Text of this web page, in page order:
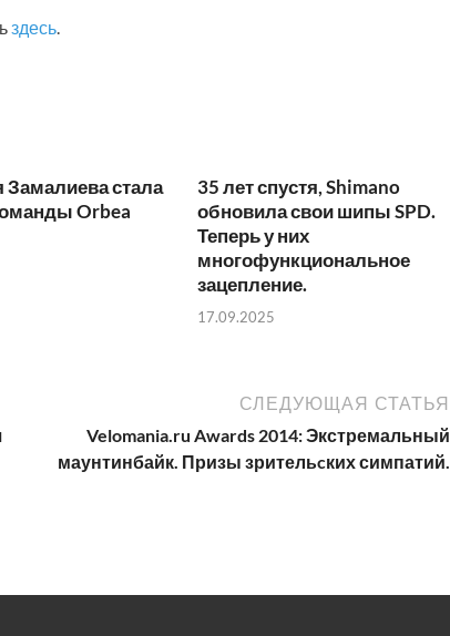
здесь.
Замалиева стала
Orbea
35 лет спустя, Shimano
обновила свои шипы SPD.
Теперь у них
многофункциональное
зацепление.
17.09.2025
СЛЕДУЮЩАЯ СТАТЬЯ
Velomania.ru Awards 2014: Экстремальный
маунтинбайк. Призы зрительcких симпатий.